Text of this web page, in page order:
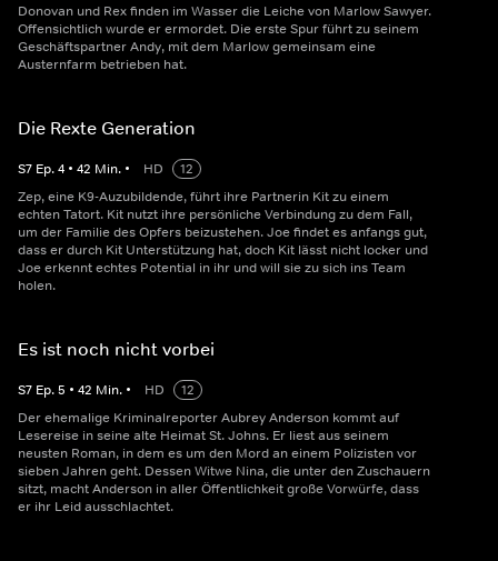
Donovan und Rex finden im Wasser die Leiche von Marlow Sawyer.
Offensichtlich wurde er ermordet. Die erste Spur führt zu seinem
Geschäftspartner Andy, mit dem Marlow gemeinsam eine
Austernfarm betrieben hat.
Die Rexte Generation
S7 Ep.4 • 42 Min. • HD
12
Zep, eine K9-Auzubildende, führt ihre Partnerin Kit zu einem
echten Tatort. Kit nutzt ihre persönliche Verbindung zu dem Fall,
um der Familie des Opfers beizustehen. Joe findet es anfangs gut,
dass er durch Kit Unterstützung hat, doch Kit lässt nicht locker und
Joe erkennt echtes Potential in ihr und will sie zu sich ins Team
holen.
Es ist noch nicht vorbei
S7 Ep.5 • 42 Min. • HD
12
Der ehemalige Kriminalreporter Aubrey Anderson kommt auf
Lesereise in seine alte Heimat St. Johns. Er liest aus seinem
neusten Roman, in dem es um den Mord an einem Polizisten vor
sieben Jahren geht. Dessen Witwe Nina, die unter den Zuschauern
sitzt, macht Anderson in aller Öffentlichkeit große Vorwürfe, dass
er ihr Leid ausschlachtet.